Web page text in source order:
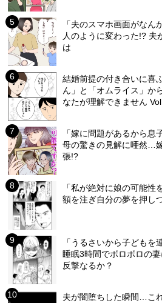
「夫のスマホ画面がな
人のように変わった!? 夫
は
結婚前提の付き合いに喜
ん」と「オムライス」か
なたが理解できません
「嫁に問題があるから
母の驚きの見解に唖然…
張!?
「私が絶対に娘の可能
額を注ぎ自分の夢を押し
「うるさいから子ども
睡眠3時間でボロボロの
反撃なるか？
夫が闇堕ちした瞬間…こ